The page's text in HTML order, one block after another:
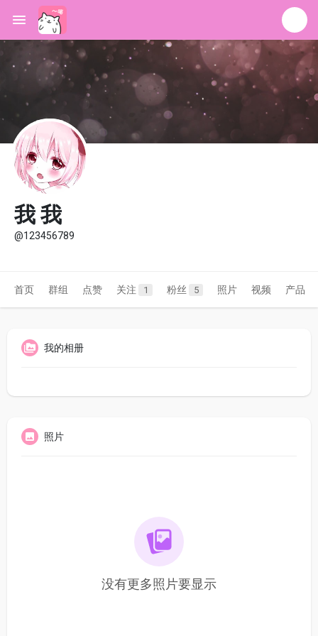
我 我
@123456789
首页 群组 点赞 关注 1 粉丝 5 照片 视频 产品
我的相册
照片
没有更多照片要显示